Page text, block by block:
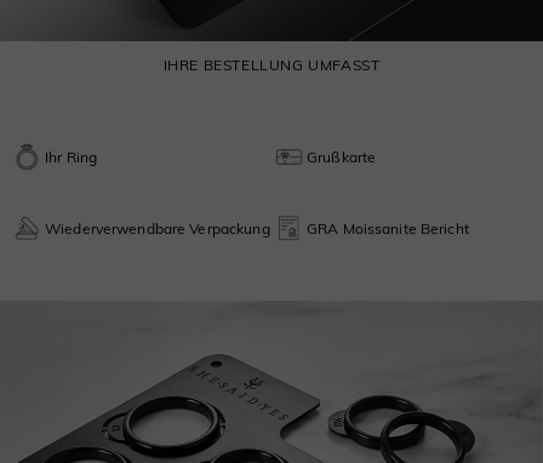
IHRE BESTELLUNG UMFASST
Ihr Ring Grußkarte
Wiederverwendbare Verpackung GRA Moissanite Bericht